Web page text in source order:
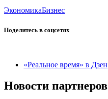
ЭкономикаБизнес
Поделитесь в соцсетях
«Реальное время» в Дзен
Новости партнеров